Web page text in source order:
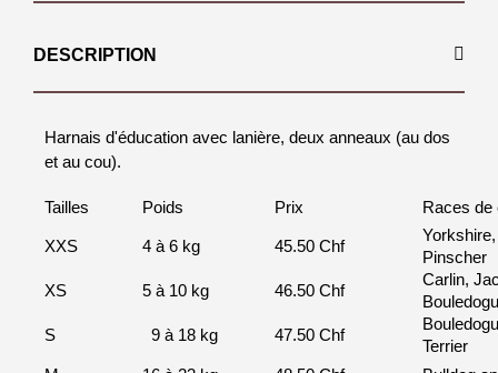
DESCRIPTION
Harnais d'éducation avec lanière, deux anneaux (au dos
et au cou).
Tailles Poids Prix Races de
XXS 4 à 6 kg 45.50 Chf
Pinscher
XS
5 à 10 kg 46.50 Chf
Carlin,
S
9 à 18 kg 47.50 Chf
Terrier